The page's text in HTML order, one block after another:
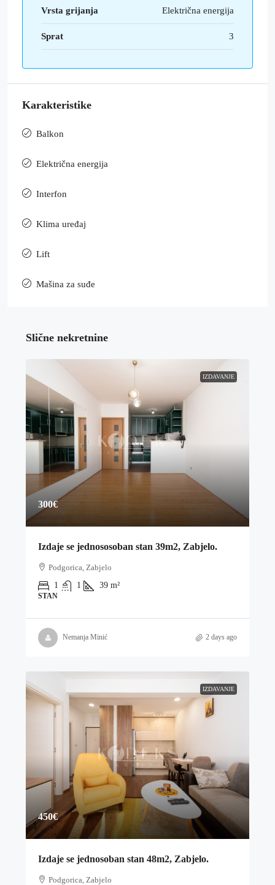
Vrsta grijanja Električna energija
Sprat 3
Karakteristike
Balkon
Električna energija
Interfon
Klima uređaj
Lift
Mašina za suđe
Slične nekretnine
IZDAVANJE
300€
Izdaje se jednososoban stan 39m2, Zabjelo.
Podgorica, Zabjelo
1
1 39 m²
STAN
Nemanja Minić 2 days ago
IZDAVANJE
450€
Izdaje se jednosoban stan 48m2, Zabjelo.
Podgorica, Zabjelo